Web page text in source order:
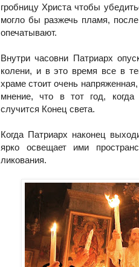
гробницу Христа чтобы
могло бы разжечь пламя,
опечатывают.
Внутри часовни Патриарх
колени, и в это время все в
храме стоит очень
мнение, что в тот год, когда
случится Конец света.
Когда Патриарх наконец
ярко освещает ими
ликования.